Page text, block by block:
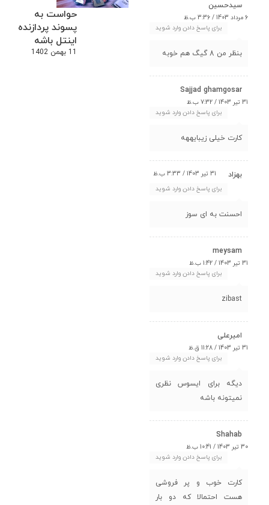
حواست به
پسوند پردازنده
اینتل باشه
11 بهمن 1402
سیدحسین
6 مرداد 1403 / 3:36 ب.ظ
برای پاسخ دادن وارد شوید
بنظر من 8 گیگ هم خوبه
Sajjad ghamgosar
31 تیر 1403 / 7:32 ب.ظ
برای پاسخ دادن وارد شوید
کارت خیلی زیبایههه
بهزاد
31 تیر 1403 / 3:33 ب.ظ
برای پاسخ دادن وارد شوید
احسنت به ای سوز
meysam
31 تیر 1403 / 1:42 ب.ظ
برای پاسخ دادن وارد شوید
zibast
امیرعلی
31 تیر 1403 / 11:28 ق.ظ
برای پاسخ دادن وارد شوید
دیگه برای ایسوس نظری
نمیتونه باشه
Shahab
30 تیر 1403 / 10:41 ب.ظ
برای پاسخ دادن وارد شوید
کارت خوب و پر فروشی
هست احتمالا که دو بار